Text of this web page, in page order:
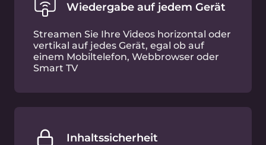
Wiedergabe auf jedem Gerät
Streamen Sie Ihre Videos horizontal oder
vertikal auf jedes Gerät, egal ob auf
einem Mobiltelefon, Webbrowser oder
Smart TV
Inhaltssicherheit